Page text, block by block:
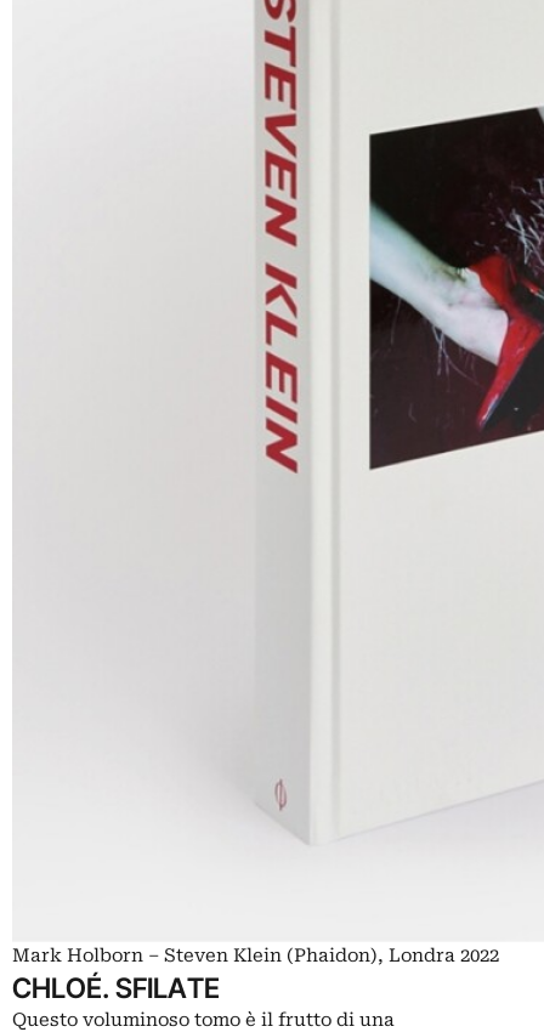
Mark Holborn – Steven Klein (Phaidon), Londra 2022
CHLOÉ. SFILATE
Questo voluminoso tomo è il frutto di una